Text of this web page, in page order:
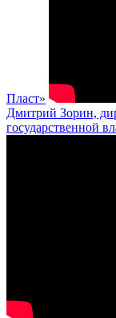
Пласт»
Дмитрий Зорин,
государственной